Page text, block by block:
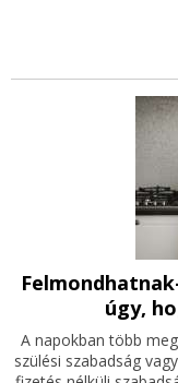
úgy,
A napokban több
szülési szabadság